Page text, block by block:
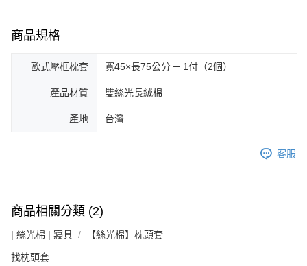
商品規格
歐式壓框枕套 寬45×長75公分 ─ 1付（2個）
產品材質 雙絲光長絨棉
產地 台灣
客服
商品相關分類 (2)
| 絲光棉 | 寢具 【絲光棉】枕頭套
找枕頭套